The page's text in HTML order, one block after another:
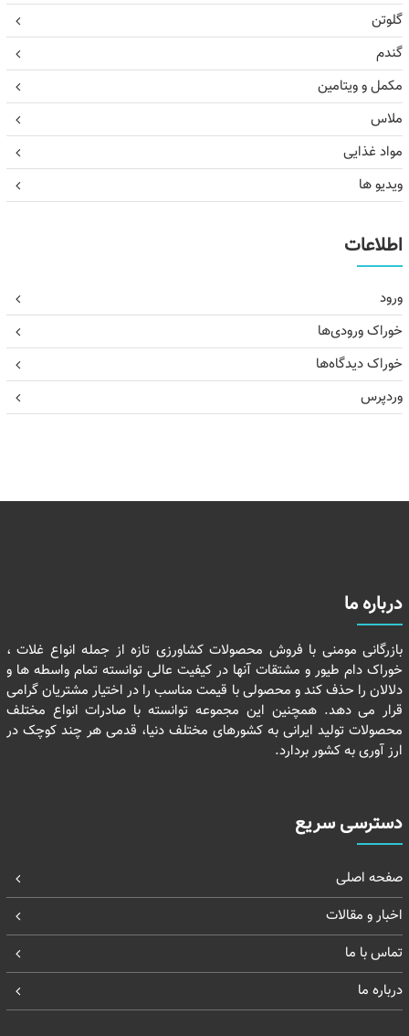
گلوتن
گندم
مکمل و ویتامین
ملاس
مواد غذایی
ویدیو ها
اطلاعات
ورود
خوراک ورودی‌ها
خوراک دیدگاه‌ها
وردپرس
درباره ما
بازرگانی مومنی با فروش محصولات کشاورزی تازه از جمله انواع غلات ،
خوراک دام طیور و مشتقات آنها در کیفیت عالی توانسته تمام واسطه ها و
دلالان را حذف کند و محصولی با قیمت مناسب را در اختیار مشتریان گرامی
قرار می دهد. همچنین این مجموعه توانسته با صادرات انواع مختلف
محصولات تولید ایرانی به کشورهای مختلف دنیا، قدمی هر چند کوچک در
ارز آوری به کشور بردارد.
دسترسی سریع
صفحه اصلی
اخبار و مقالات
تماس با ما
درباره ما